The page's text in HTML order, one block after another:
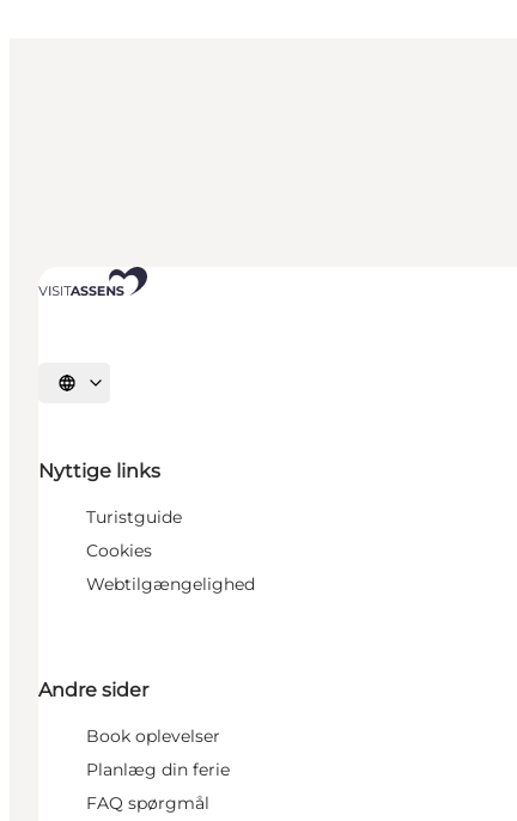
Vælg sprog
Nyttige links
Turistguide
Cookies
Webtilgængelighed
Andre sider
Book oplevelser
Planlæg din ferie
FAQ spørgmål